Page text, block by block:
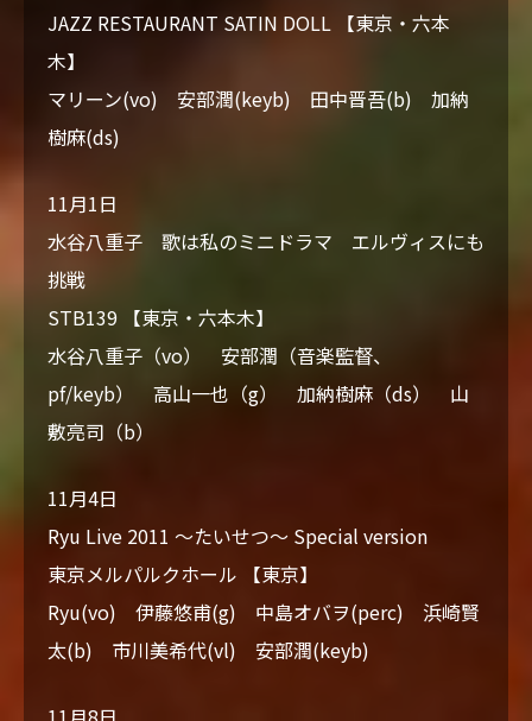
JAZZ RESTAURANT SATIN DOLL 【東京・六本
木】
マリーン(vo) 安部潤(keyb) 田中晋吾(b) 加納
樹麻(ds)
11月1日
水谷八重子 歌は私のミニドラマ エルヴィスにも
挑戦
STB139 【東京・六本木】
水谷八重子（vo） 安部潤（音楽監督、
pf/keyb） 高山一也（g） 加納樹麻（ds） 山
敷亮司（b）
11月4日
Ryu Live 2011 ～たいせつ～ Special version
東京メルパルクホール 【東京】
Ryu(vo) 伊藤悠甫(g) 中島オバヲ(perc) 浜崎賢
太(b) 市川美希代(vl) 安部潤(keyb)